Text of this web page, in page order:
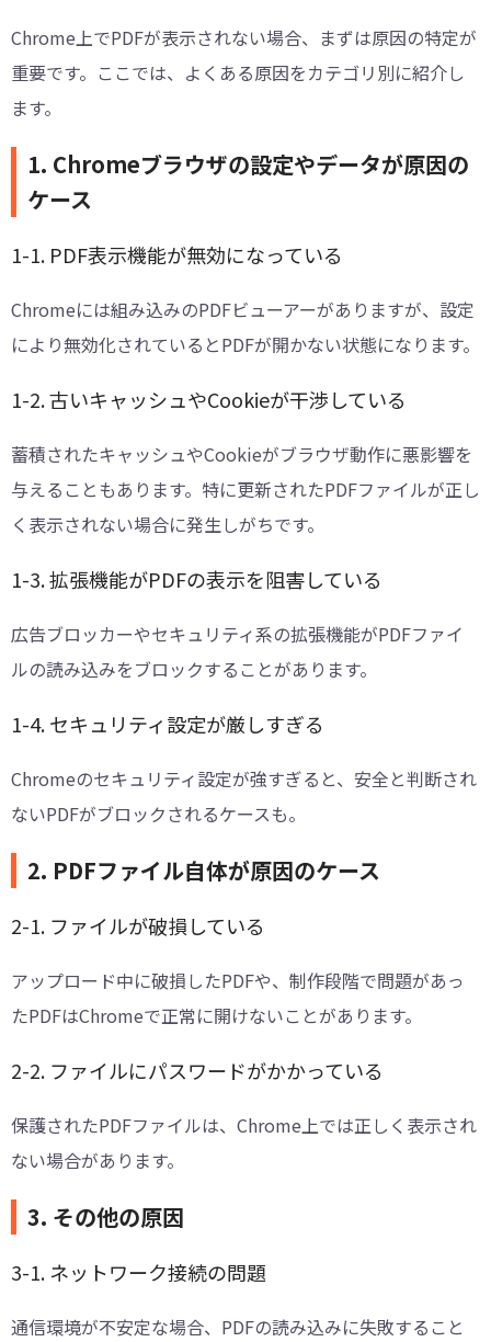
Chrome上でPDFが表示されない場合、まずは原因の特定が
重要です。ここでは、よくある原因をカテゴリ別に紹介し
ます。
1. Chromeブラウザの設定やデータが原因の
ケース
1-1. PDF表示機能が無効になっている
Chromeには組み込みのPDFビューアーがありますが、設定
により無効化されているとPDFが開かない状態になります。
1-2. 古いキャッシュやCookieが干渉している
蓄積されたキャッシュやCookieがブラウザ動作に悪影響を
与えることもあります。特に更新されたPDFファイルが正し
く表示されない場合に発生しがちです。
1-3. 拡張機能がPDFの表示を阻害している
広告ブロッカーやセキュリティ系の拡張機能がPDFファイ
ルの読み込みをブロックすることがあります。
1-4. セキュリティ設定が厳しすぎる
Chromeのセキュリティ設定が強すぎると、安全と判断され
ないPDFがブロックされるケースも。
2. PDFファイル自体が原因のケース
2-1. ファイルが破損している
アップロード中に破損したPDFや、制作段階で問題があっ
たPDFはChromeで正常に開けないことがあります。
2-2. ファイルにパスワードがかかっている
保護されたPDFファイルは、Chrome上では正しく表示され
ない場合があります。
3. その他の原因
3-1. ネットワーク接続の問題
通信環境が不安定な場合、PDFの読み込みに失敗すること